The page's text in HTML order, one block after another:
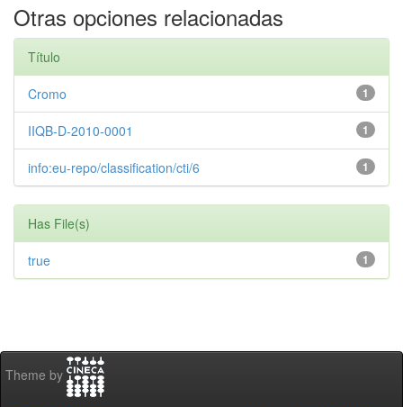
Otras opciones relacionadas
Título
1
Cromo
1
IIQB-D-2010-0001
1
info:eu-repo/classification/cti/6
Has File(s)
1
true
Theme by